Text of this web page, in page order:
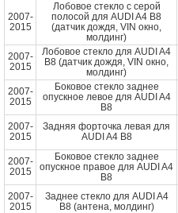
2007-
2015
Лобовое стекло с серой
полосой для AUDI A4 B8
(датчик дождя, VIN окно,
молдинг)
2007-
2015
Лобовое стекло для AUDI A4
B8 (датчик дождя, VIN окно,
молдинг)
2007-
2015
Боковое стекло заднее
опускное левое для AUDI A4
B8
2007-
2015
Задняя форточка левая для
AUDI A4 B8
2007-
2015
Боковое стекло заднее
опускное правое для AUDI A4
B8
2007-
2015
Заднее стекло для AUDI A4
B8 (антена, молдинг)